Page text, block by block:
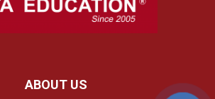
ABOUT US